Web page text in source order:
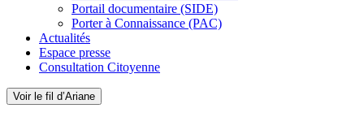
Portail documentaire (SIDE)
Porter à Connaissance (PAC)
Actualités
Espace presse
Consultation Citoyenne
Voir le fil d’Ariane